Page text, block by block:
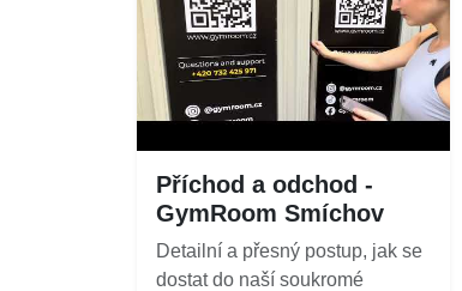
Příchod a odchod -
GymRoom Smíchov
Detailní a přesný postup, jak se
dostat do naší soukromé